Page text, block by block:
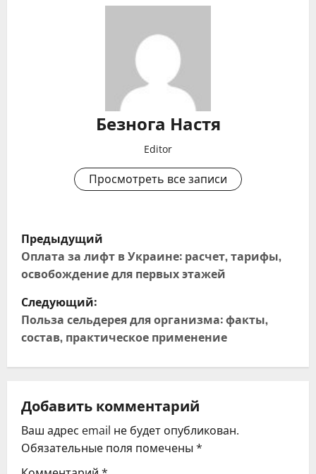
Безнога Настя
Editor
Просмотреть все записи
Н
а
в
и
г
ц
и
Предыдущий
Оплата за лифт в Украине: расчет, тарифы,
освобождение для первых этажей
Следующий:
Польза сельдерея для организма: факты,
состав, практическое применение
Добавить комментарий
Ваш адрес email не будет опубликован.
Обязательные поля помечены *